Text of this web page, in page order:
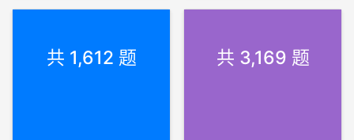
共 1,612 题 共 3,169 题